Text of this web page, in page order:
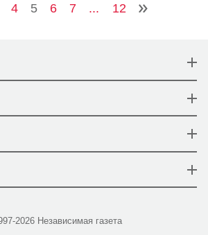
4 5 6 7 ... 12
2026 Независимая газета